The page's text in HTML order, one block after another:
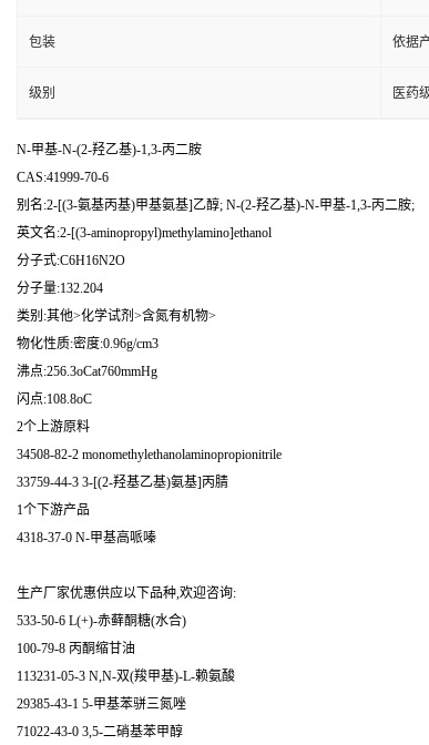
包装 依据
级别 医药
N-甲基-N-(2-羟乙基)-1,3-丙二胺
CAS:41999-70-6
别名:2-[(3-氨基丙基)甲基氨基]乙醇; N-(2-羟乙基)-N-甲基-1,3-丙二胺;
英文名:2-[(3-aminopropyl)methylamino]ethanol
分子式:C6H16N2O
分子量:132.204
类别:其他>化学试剂>含氮有机物>
物化性质:密度:0.96g/cm3
沸点:256.3oCat760mmHg
闪点:108.8oC
2个上游原料
34508-82-2 monomethylethanolaminopropionitrile
33759-44-3 3-[(2-羟基乙基)氨基]丙腈
1个下游产品
4318-37-0 N-甲基高哌嗪
生产厂家优惠供应以下品种,欢迎咨询:
533-50-6 L(+)-赤藓酮糖(水合)
100-79-8 丙酮缩甘油
113231-05-3 N,N-双(羧甲基)-L-赖氨酸
29385-43-1 5-甲基苯骈三氮唑
71022-43-0 3,5-二硝基苯甲醇